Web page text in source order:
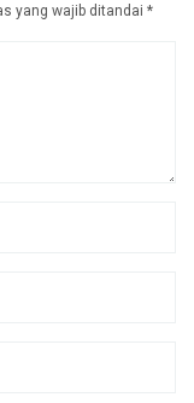
yang wajib ditandai *